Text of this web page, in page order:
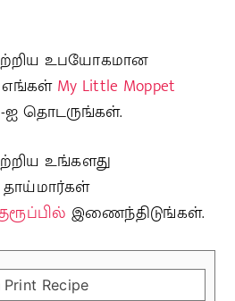
உபயோகமான
My Little Moppet
-ஐ தொடருங்கள்.
உங்களது
இணைந்திடுங்கள்.
Print Recipe